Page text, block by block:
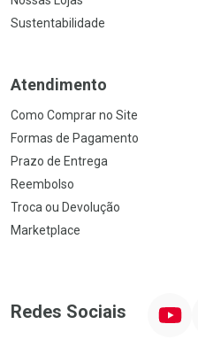
Sustentabilidade
Atendimento
Como Comprar no Site
Formas de Pagamento
Prazo de Entrega
Reembolso
Troca ou Devolução
Marketplace
Redes Sociais